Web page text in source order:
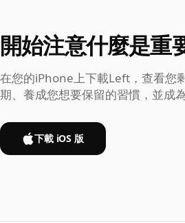
開始注意什麼是重
在您的iPhone上下載Left，查看您
期、養成您想要保留的習慣，並成
下載 iOS 版